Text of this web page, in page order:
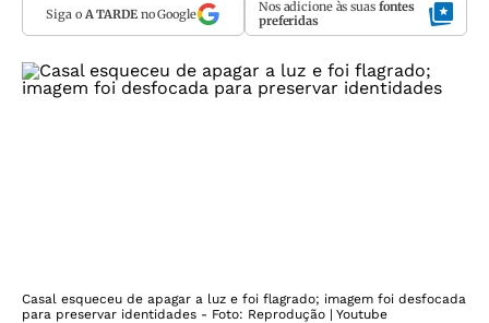
Siga o A TARDEno Google Nos adicione às suas fontes
preferidas
Casal esqueceu de apagar a luz e foi flagrado; imagem foi desfocada
para preservar identidades - Foto: Reprodução | Youtube